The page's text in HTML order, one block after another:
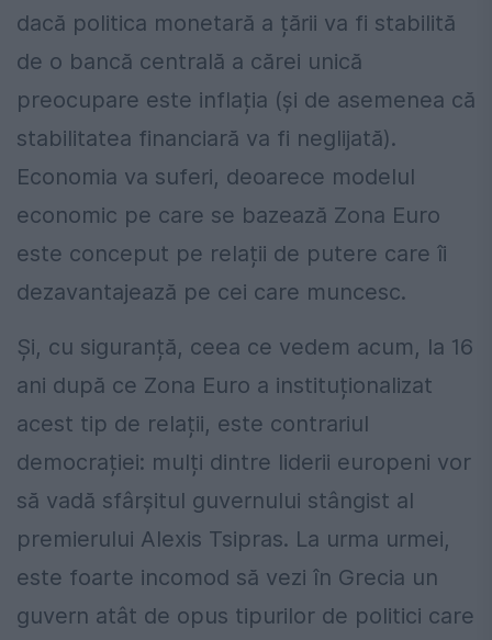
dacă politica monetară a țării va fi stabilită
de o bancă centrală a cărei unică
preocupare este inflația (și de asemenea că
stabilitatea financiară va fi neglijată).
Economia va suferi, deoarece modelul
economic pe care se bazează Zona Euro
este conceput pe relații de putere care îi
dezavantajează pe cei care muncesc.
Și, cu siguranță, ceea ce vedem acum, la 16
ani după ce Zona Euro a instituționalizat
acest tip de relații, este contrariul
democrației: mulți dintre liderii europeni vor
să vadă sfârșitul guvernului stângist al
premierului Alexis Tsipras. La urma urmei,
este foarte incomod să vezi în Grecia un
guvern atât de opus tipurilor de politici care